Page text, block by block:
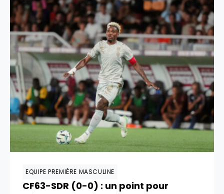
EQUIPE PREMIÈRE MASCULINE
CF63-SDR (0-0) : un point pour